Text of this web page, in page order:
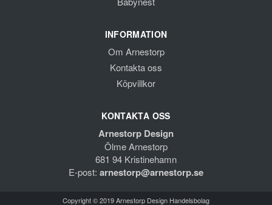
INFORMATION
Om Arnestorp
Kontakta oss
Köpvillkor
KONTAKTA OSS
Arnestorp Design
Ölme Arnestorp
681 94 Kristinehamn
E-post: arnestorp@arnestorp.se
Copyright © 2019 Arnestorp Design Handelsbolag